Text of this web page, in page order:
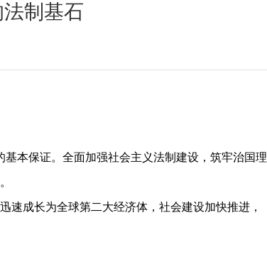
制基石
本保证。全面加强社会主义法制建设，筑牢治国理
成长为全球第二大经济体，社会建设加快推进，